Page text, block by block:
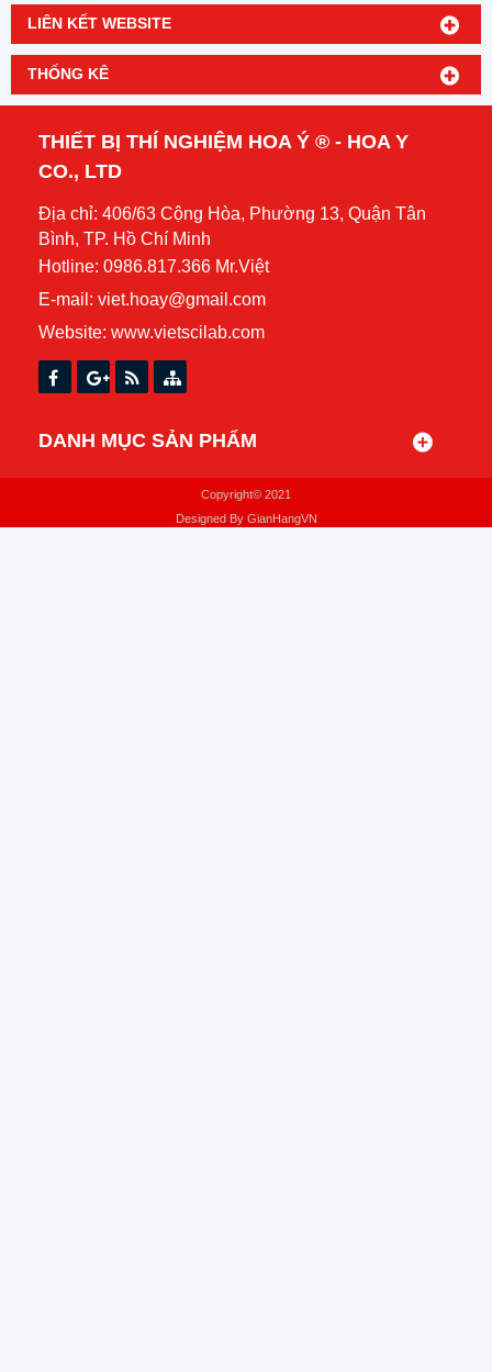
LIÊN KẾT WEBSITE
THỐNG KÊ
THIẾT BỊ THÍ NGHIỆM HOA Ý ® - HOA Y
CO., LTD
Địa chỉ: 406/63 Cộng Hòa, Phường 13, Quận Tân
Bình, TP. Hồ Chí Minh
Hotline: 0986.817.366 Mr.Việt
E-mail: viet.hoay@gmail.com
Website: www.vietscilab.com
DANH MỤC SẢN PHẨM
Copyright© 2021
Designed By GianHangVN